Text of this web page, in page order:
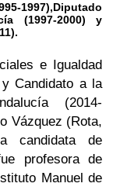
1997),Diputado
(1997-2000) y
e Igualdad
yCandidato a la
(2014-
Vázquez (Rota,
candidata de
profesora de
Manuel de